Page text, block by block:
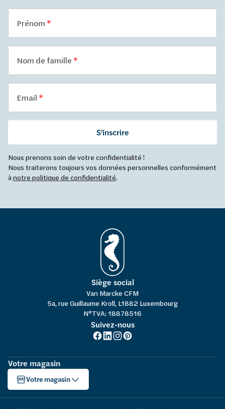
Prénom
Nom de famille
Email
S'inscrire
Nous prenons soin de votre confidentialité !
Nous traiterons toujours vos données personnelles conformément
ànotre politique de confidentialité.
Siège social
Van Marcke CFM
5a, rue Guillaume Kroll, L1882 Luxembourg
N°TVA: 18878516
Suivez-nous
Votre magasin
Votre magasin